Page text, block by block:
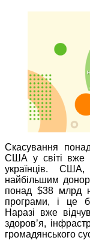
Скасування
США у світі вже
українців.
найбільшим
понад $38 млрд
програми, і це
Наразі вже
здоров’я,
громадянського